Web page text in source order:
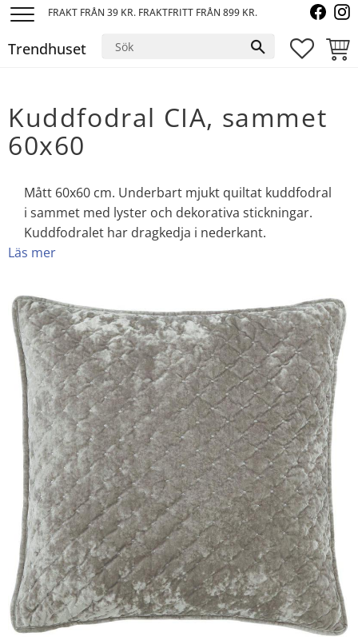
FRAKT FRÅN 39 KR. FRAKTFRITT FRÅN 899 KR.
Trendhuset
Kuddfodral CIA, sammet
60x60
Mått 60x60 cm. Underbart mjukt quiltat kuddfodral
i sammet med lyster och dekorativa stickningar.
Kuddfodralet har dragkedja i nederkant.
Läs mer